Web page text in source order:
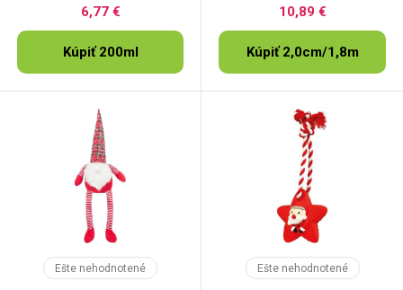
6,77 €
Kúpiť 200ml
10,89 €
Kúpiť 2,0cm/1,8m
Ešte nehodnotené Ešte nehodnotené